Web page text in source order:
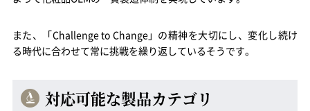
また、「Challenge to Change」の精神を大切にし、変化し続け
る時代に合わせて常に挑戦を繰り返しているそうです。
対応可能な製品カテゴリ